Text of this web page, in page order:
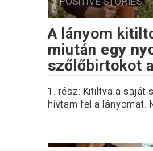
A lányom
miután egy
szőlőbirtokot
1. rész: Kitiltva a saját
hívtam fel a lányomat.